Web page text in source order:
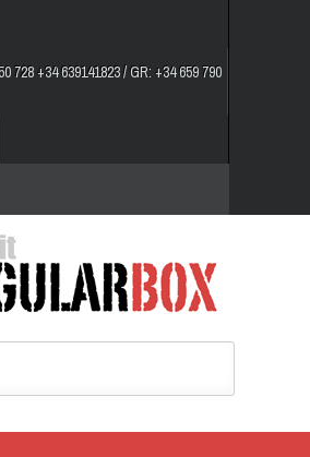
728 +34 639141823 / GR: +34 659 790